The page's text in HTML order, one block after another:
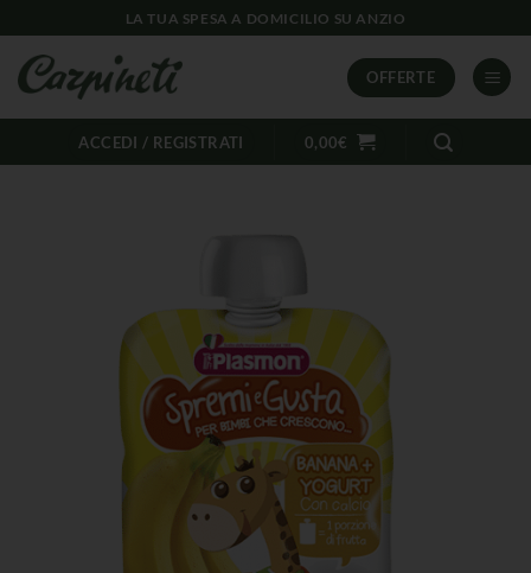
LA TUA SPESA A DOMICILIO SU ANZIO
OFFERTE
ACCEDI / REGISTRATI 0,00€